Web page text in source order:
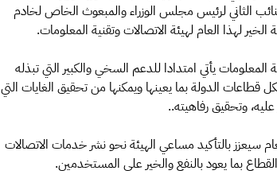
الثاني لرئيس مجلس الوزراء والمبعوث الخاص لخادم
لهذا العام لهيئة الاتصالات وتقنية المعلومات.
يأتي امتدادا للدعم السخي والكبير التي تبذله
قطاعات الدولة بما يعينها ويمكنها من تحقيق الغايات التي
وتحقيق رفاهيته..
بالتأكيد مساعي الهيئة نحو نشر خدمات الاتصالات
بما يعود بالنفع والخير على المستخدمين.